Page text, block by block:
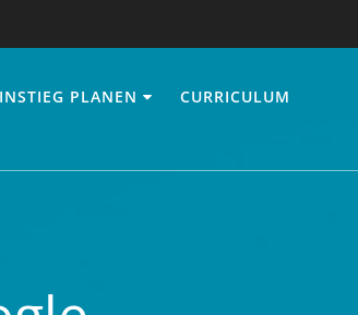
PLANEN CURRICULUM